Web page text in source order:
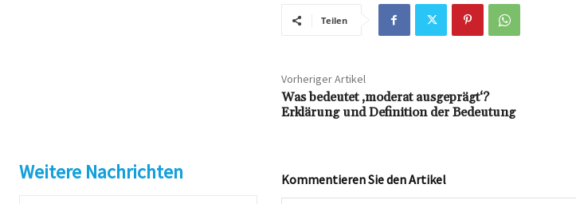
Teilen
Vorheriger Artikel
Was bedeutet ‚moderat ausgeprägt‘?
Erklärung und Definition der Bedeutung
Weitere Nachrichten Kommentieren Sie den Artikel